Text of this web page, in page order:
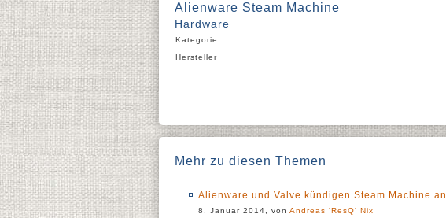
Alienware Steam Machine
Hardware
Kategorie
Hersteller
Mehr zu diesen Themen
Alienware und Valve kündigen Steam Machine an
8. Januar 2014, von Andreas 'ResQ' Nix